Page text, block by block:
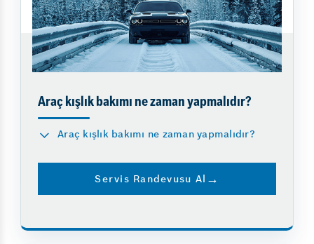
Araç kışlık bakımı ne zaman yapmalıdır?
Araç kışlık bakımı ne zaman yapmalıdır?
Servis Randevusu Al